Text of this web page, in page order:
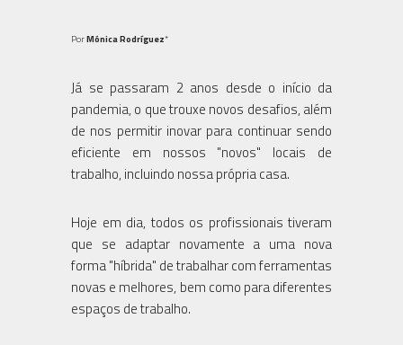
PorMónica Rodríguez*
Já se passaram 2 anos desde o início da
pandemia, o que trouxe novos desafios, além
de nos permitir inovar para continuar sendo
eficiente em nossos "novos" locais de
trabalho, incluindo nossa própria casa.
Hoje em dia, todos os profissionais tiveram
que se adaptar novamente a uma nova
forma "híbrida" de trabalhar com ferramentas
novas e melhores, bem como para diferentes
espaços de trabalho.